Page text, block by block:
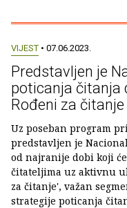
VIJEST • 07.06.2023.
Predstavljen je
poticanja čitanja
Rođeni za čitanje
Uz poseban program
predstavljen je
od najranije dobi koji
čitateljima uz aktivnu
za čitanje', važan
strategije poticanja